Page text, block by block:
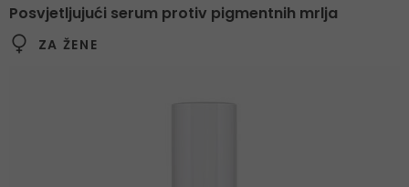
Posvjetljujući serum protiv pigmentnih mrlja
ZA ŽENE